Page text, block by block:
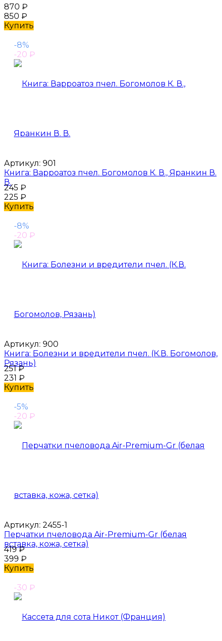
870 ₽
850 ₽
Купить
-8%
-20 ₽
Артикул: 901
Книга: Варроатоз пчел. Богомолов К. В., Яранкин В.
В.
245 ₽
225 ₽
Купить
-8%
-20 ₽
Артикул: 900
Книга: Болезни и вредители пчел. (К.В. Богомолов,
Рязань)
251₽
231 ₽
Купить
-5%
-20 ₽
Артикул: 2455-1
Перчатки пчеловода Air-Premium-Gr (белая
вставка, кожа, сетка)
419₽
399 ₽
Купить
-30 ₽